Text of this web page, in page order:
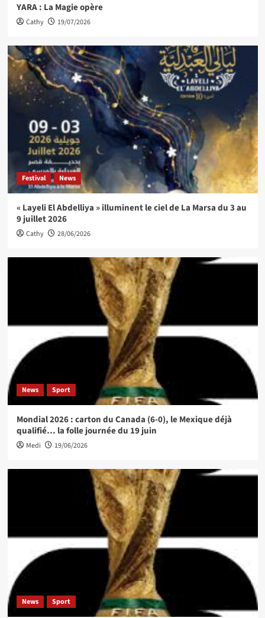
YARA : La Magie opère
Cathy 19/07/2026
Festival News
« Layeli El Abdelliya » illuminent le ciel de La Marsa du 3 au
9 juillet 2026
Cathy 28/06/2026
News Sport
Mondial 2026 : carton du Canada (6-0), le Mexique déjà
qualifié… la folle journée du 19 juin
Medi 19/06/2026
News Sport